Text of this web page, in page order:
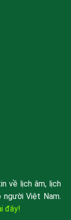
về lịch âm, lịch
người Việt Nam.
đây!